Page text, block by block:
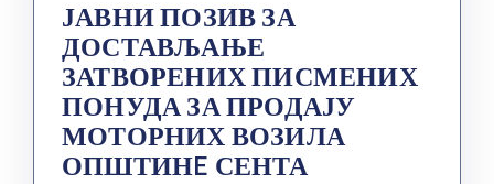
ЈАВНИ ПОЗИВ ЗА
ДОСТАВЉАЊЕ
ЗАТВОРЕНИХ ПИСМЕНИХ
ПОНУДА ЗА ПРОДАЈУ
МОТОРНИХ ВОЗИЛА
ОПШТИНE СЕНТА